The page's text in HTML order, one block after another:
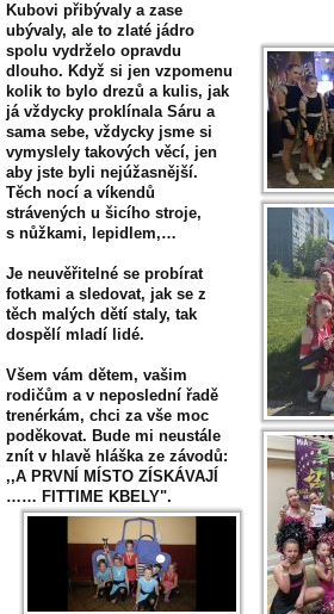
Kubovi přibývaly a zase
ubývaly, ale to zlaté jádro
spolu vydrželo opravdu
dlouho. Když si jen vzpomenu
kolik to bylo drezů a kulis, jak
já vždycky proklínala Sáru a
sama sebe, vždycky jsme si
vymyslely takových věcí, jen
aby jste byli nejúžasnější.
Těch nocí a víkendů
strávených u šicího stroje,
s nůžkami, lepidlem,…
Je neuvěřitelné se probírat
fotkami a sledovat, jak se z
těch malých dětí staly, tak
dospělí mladí lidé.
Všem vám dětem, vašim
rodičům a v neposlední řadě
trenérkám, chci za vše moc
poděkovat. Bude mi neustále
znít v hlavě hláška ze závodů:
,,A PRVNÍ MÍSTO ZÍSKÁVAJÍ
…… FITTIME KBELY".